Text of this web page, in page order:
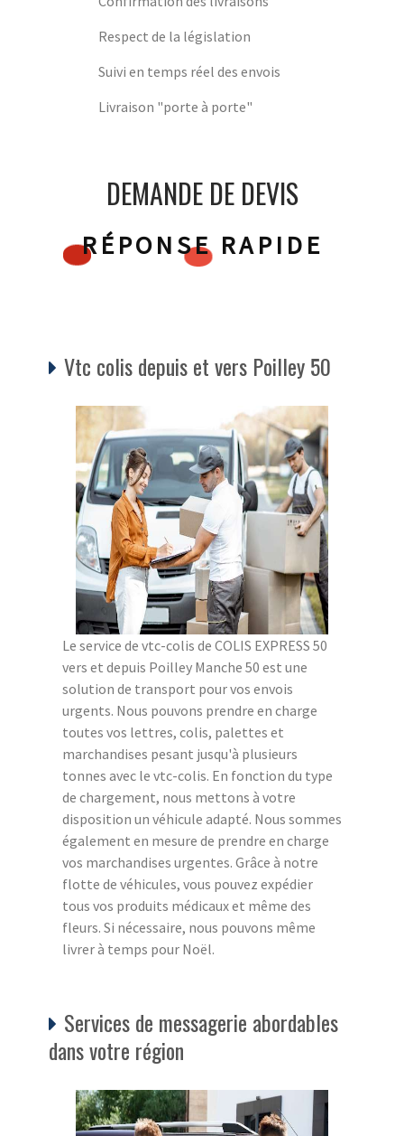
Respect de la législation
Suivi en temps réel des envois
Livraison "porte à porte"
DEMANDE DE DEVIS
RÉPONSE RAPIDE
Vtc colis depuis et vers Poilley 50
Le service de vtc-colis de COLIS EXPRESS 50
vers et depuis Poilley Manche 50 est une
solution de transport pour vos envois
urgents. Nous pouvons prendre en charge
toutes vos lettres, colis, palettes et
marchandises pesant jusqu'à plusieurs
tonnes avec le vtc-colis. En fonction du type
de chargement, nous mettons à votre
disposition un véhicule adapté. Nous sommes
également en mesure de prendre en charge
vos marchandises urgentes. Grâce à notre
flotte de véhicules, vous pouvez expédier
tous vos produits médicaux et même des
fleurs. Si nécessaire, nous pouvons même
livrer à temps pour Noël.
Services de messagerie abordables
dans votre région